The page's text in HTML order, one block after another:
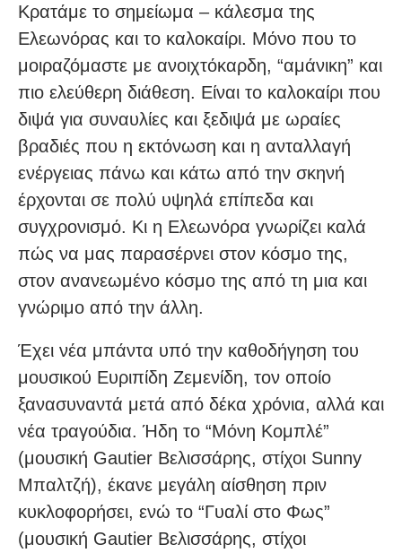
Κρατάμε το σημείωμα – κάλεσμα της
Ελεωνόρας και το καλοκαίρι. Μόνο που το
μοιραζόμαστε με ανοιχτόκαρδη, “αμάνικη” και
πιο ελεύθερη διάθεση. Είναι το καλοκαίρι που
διψά για συναυλίες και ξεδιψά με ωραίες
βραδιές που η εκτόνωση και η ανταλλαγή
ενέργειας πάνω και κάτω από την σκηνή
έρχονται σε πολύ υψηλά επίπεδα και
συγχρονισμό. Κι η Ελεωνόρα γνωρίζει καλά
πώς να μας παρασέρνει στον κόσμο της,
στον ανανεωμένο κόσμο της από τη μια και
γνώριμο από την άλλη.
Έχει νέα μπάντα υπό την καθοδήγηση του
μουσικού Ευριπίδη Ζεμενίδη, τον οποίο
ξανασυναντά μετά από δέκα χρόνια, αλλά και
νέα τραγούδια. Ήδη το “Μόνη Κομπλέ”
(μουσική Gautier Βελισσάρης, στίχοι Sunny
Μπαλτζή), έκανε μεγάλη αίσθηση πριν
κυκλοφορήσει, ενώ το “Γυαλί στο Φως”
(μουσική Gautier Βελισσάρης, στίχοι